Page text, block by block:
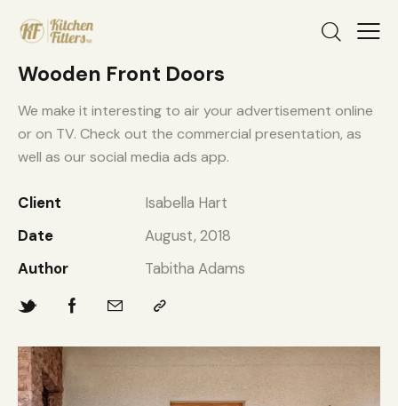
Wooden Front Doors
We make it interesting to air your advertisement online
or on TV. Check out the commercial presentation, as
well as our social media ads app.
Client
Isabella Hart
Date
August, 2018
Author
Tabitha Adams